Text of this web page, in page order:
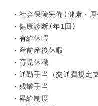
・社会保険完備(健康・
・健康診断(年1回)
・有給休暇
・産前産後休暇
・育児休職
・通勤手当（交通費規定
・残業手当
・昇給制度